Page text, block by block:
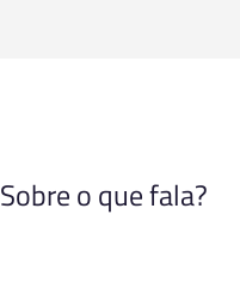
Sobre o que fala?